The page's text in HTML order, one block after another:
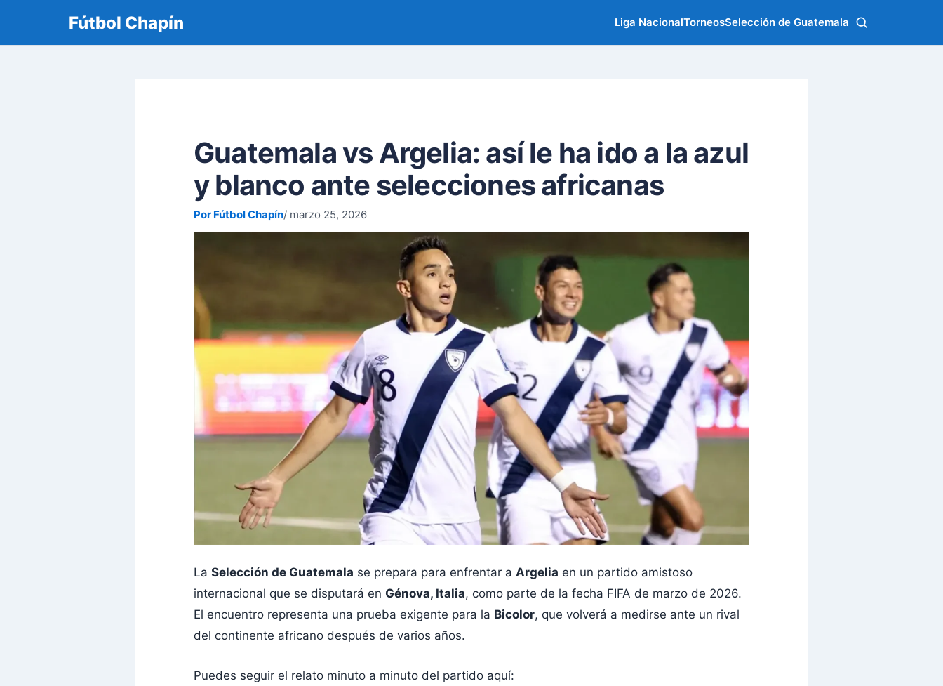
Fútbol Chapín Liga NacionalTorneosSelección de Guatemala
Guatemala vs Argelia: así le ha ido a la azul
y blanco ante selecciones africanas
Por Fútbol Chapín marzo 25, 2026
La Selección de Guatemala se prepara para enfrentar a Argelia en un partido amistoso
internacional que se disputará en Génova, Italia, como parte de la fecha FIFA de marzo de 2026.
El encuentro representa una prueba exigente para la Bicolor, que volverá a medirse ante un rival
del continente africano después de varios años.
Puedes seguir el relato minuto a minuto del partido aquí: